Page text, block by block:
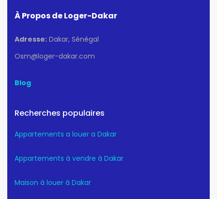
À Propos de Loger-Dakar
Adresse: Dakar, Sénégal
Osm@loger-dakar.com
Blog
Recherches populaires
Appartements a louer a Dakar
Appartements à vendre à Dakar
Maison à louer à Dakar